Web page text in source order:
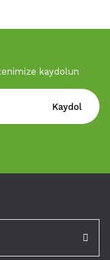
kaydolun
Kaydol